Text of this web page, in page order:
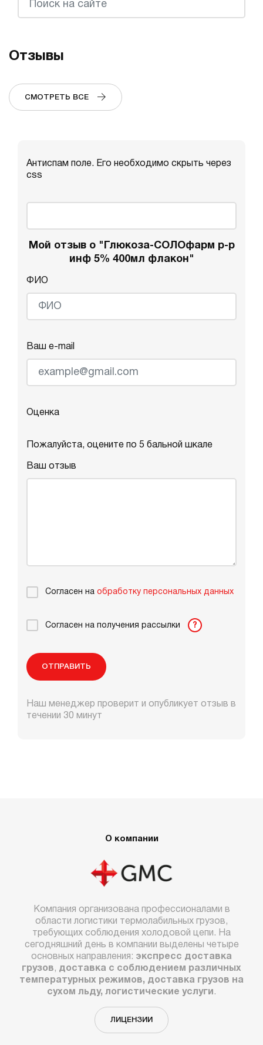
Отзывы
СМОТРЕТЬ ВСЕ
Антиспам поле. Его необходимо скрыть через
css
Мой отзыв о "Глюкоза-СОЛОфарм р-р
инф 5% 400мл флакон"
ФИО
Ваш e-mail
Оценка
Пожалуйста, оцените по 5 бальной шкале
Ваш отзыв
Согласен на обработку персональных данных
Согласен на получения рассылки ?
ОТПРАВИТЬ
Наш менеджер проверит и опубликует отзыв в
течении 30 минут
О компании
Компания организована профессионалами в
области логистики термолабильных грузов,
требующих соблюдения холодовой цепи. На
сегодняшний день в компании выделены четыре
основных направления: экспресс доставка
грузов, доставка с соблюдением различных
температурных режимов, доставка грузов на
сухом льду, логистические услуги .
ЛИЦЕНЗИИ